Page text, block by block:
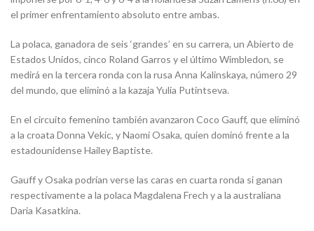
el primer enfrentamiento absoluto entre ambas.
La polaca, ganadora de seis ‘grandes’ en su carrera, un Abierto de
Estados Unidos, cinco Roland Garros y el último Wimbledon, se
medirá en la tercera ronda con la rusa Anna Kalinskaya, número 29
del mundo, que eliminó a la kazaja Yulia Putintseva.
En el circuito femenino también avanzaron Coco Gauff, que eliminó
a la croata Donna Vekic, y Naomi Osaka, quien dominó frente a la
estadounidense Hailey Baptiste.
Gauff y Osaka podrían verse las caras en cuarta ronda si ganan
respectivamente a la polaca Magdalena Frech y a la australiana
Daria Kasatkina.